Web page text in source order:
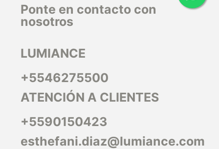
Ponte en contacto con
nosotros
LUMIANCE
+5546275500
ATENCIÓN A CLIENTES
+5590150423
esthefani.diaz@lumiance.com